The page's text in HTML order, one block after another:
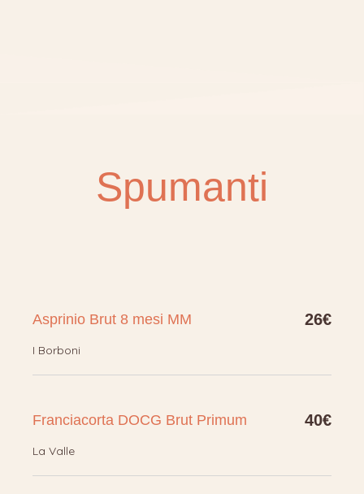
Spumanti
Asprinio Brut 8 mesi MM 26€
I Borboni
Franciacorta DOCG Brut Primum 40€
La Valle